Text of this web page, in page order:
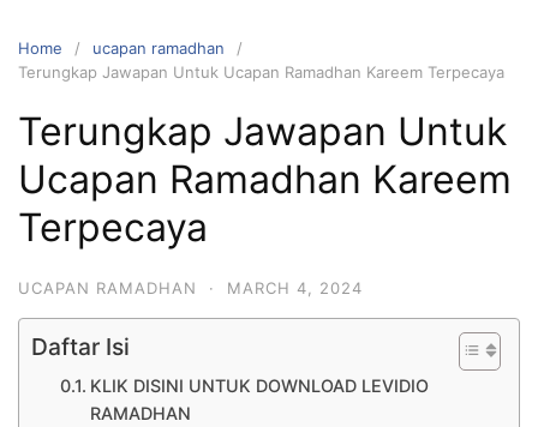
Home
ucapan ramadhan
Terungkap Jawapan Untuk Ucapan Ramadhan Kareem Terpecaya
Terungkap Jawapan Untuk
Ucapan Ramadhan Kareem
Terpecaya
UCAPAN RAMADHAN · MARCH 4, 2024
Daftar Isi
KLIK DISINI UNTUK DOWNLOAD LEVIDIO
RAMADHAN